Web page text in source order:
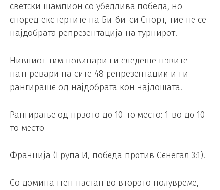
светски шампион со убедлива победа, но
според експертите на Би-би-си Спорт, тие не се
најдобрата репрезентација на турнирот.
Нивниот тим новинари ги следеше првите
натпревари на сите 48 репрезентации и ги
рангираше од најдобрата кон најлошата.
Рангирање од првото до 10-то место: 1-во до 10-
то место
Франција (Група И, победа против Сенегал 3:1).
Со доминантен настап во второто полувреме,